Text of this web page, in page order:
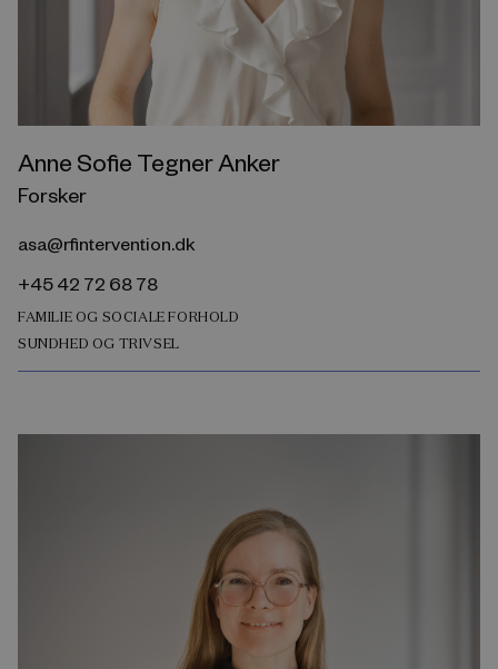
Anne Sofie Tegner Anker
Forsker
asa@rfintervention.dk
+45 42 72 68 78
FAMILIE OG SOCIALE FORHOLD
SUNDHED OG TRIVSEL